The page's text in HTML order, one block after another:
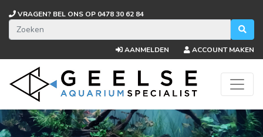
VRAGEN? BEL ONS OP 0478 30 62 84
AANMELDEN ACCOUNT MAKEN